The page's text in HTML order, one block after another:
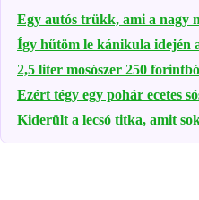
Egy autós trükk, ami a nagy
Így hűtöm le kánikula idején
2,5 liter mosószer 250
Ezért tégy egy pohár ecetes
Kiderült a lecsó titka, amit